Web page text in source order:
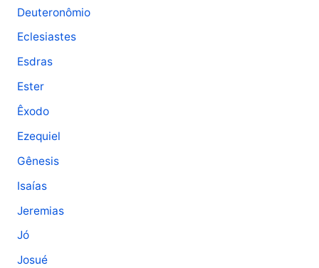
Deuteronômio
Eclesiastes
Esdras
Ester
Êxodo
Ezequiel
Gênesis
Isaías
Jeremias
Jó
Josué